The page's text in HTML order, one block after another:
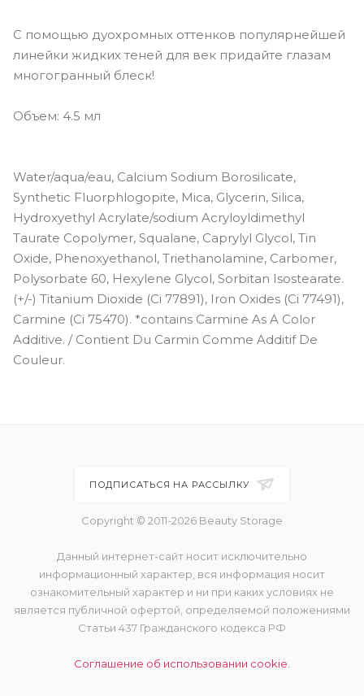
дуохром с голубым и розовым
блеском
Rose Gold Retro - розово-золотой
Sea Siren - ярко-лавандовый
оловянный с серебром
Smoldering Satin - тёплый
бронзово-бежевый с
серебряным переливом
Sunset Cove - холодный розовый
дуохром с переливом в золотой и
жемчужный
Wanderlust - золотистый с нежным
розовым переливом
С помощью дуохромных оттенков популярнейшей
линейки жидких теней для век придайте глазам
многогранный блеск!
Объем: 4.5 мл
Water/aqua/eau, Calcium Sodium Borosilicate,
Synthetic Fluorphlogopite, Mica, Glycerin, Silica,
Hydroxyethyl Acrylate/sodium Acryloyldimethyl
Taurate Copolymer, Squalane, Caprylyl Glycol, Tin
Oxide, Phenoxyethanol, Triethanolamine, Carbomer,
Polysorbate 60, Hexylene Glycol, Sorbitan Isostearate.
(+/-) Titanium Dioxide (Ci 77891), Iron Oxides (Ci 77491),
Carmine (Ci 75470). *contains Carmine As A Color
Additive. / Contient Du Carmin Comme Additif De
Couleur.
ПОДПИСАТЬСЯ НА РАССЫЛКУ
Copyright © 2011-2026 Beauty Storage
Данный интернет-сайт носит исключительно
информационный характер, вся информация носит
ознакомительный характер и ни при каких условиях не
является публичной офертой, определяемой положениями
Статьи 437 Гражданского кодекса РФ
Соглашение об использовании cookie.